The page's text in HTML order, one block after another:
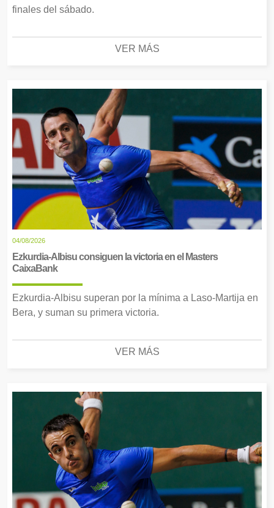
finales del sábado.
VER MÁS
04/08/2026
Ezkurdia-Albisu consiguen la victoria en el Masters
CaixaBank
Ezkurdia-Albisu superan por la mínima a Laso-Martija en
Bera, y suman su primera victoria.
VER MÁS